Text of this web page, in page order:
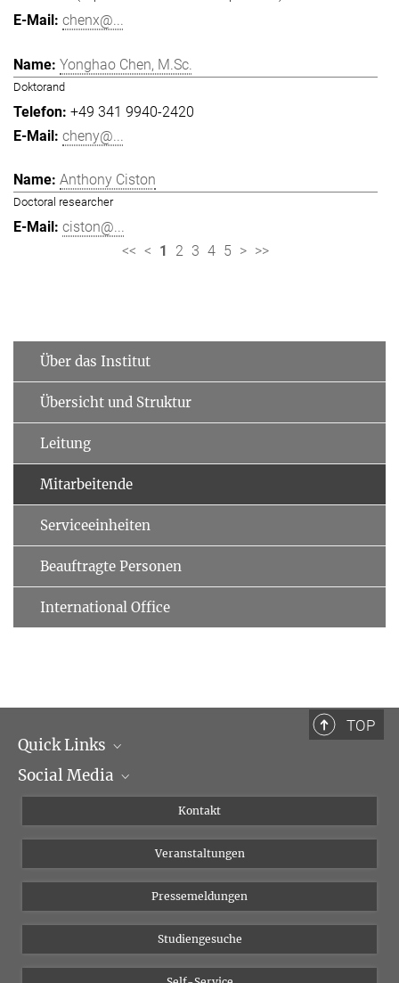
chenx@...
Yonghao Chen, M.Sc.
Doktorand
+49 341 9940-2420
cheny@...
Anthony Ciston
Doctoral researcher
ciston@...
<< < 1 2 3 4 5 > >>
Über das Institut
Übersicht und Struktur
Leitung
Mitarbeitende
Serviceeinheiten
Beauftragte Personen
International Office
TOP
Quick Links
Institutsleitung
Social Media
Bluesky
YouTube
Kontakt
Veranstaltungen
Pressemeldungen
Studiengesuche